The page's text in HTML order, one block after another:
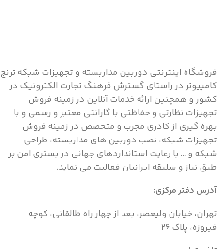
فروشگاه اینترنتی دوربین مداربسته و تجهیزات شبکه ترنج
کامپیوتر در راستای گسترش فرهنگ تجارت الکترونیک در
کشور و همچنین ارائه خدمات آنلاین در زمینه فروش
تجهیزات نظارتی و حفاظتی با گارانتی معتبر و رسمی و با
بهره گیری از کادری مجرب و متخصص در زمینه فروش
تجهیزات شبکه، نصب دوربین های مداربسته، طراحی
شبکه و … با رعایت استانداردهای جهانی در بستری امن بر
طبق نیاز و سلیقه ایرانیان فعالیت می نماید.
آدرس دفتر مرکزی:
تهران، خیابان ولیعصر، بعد از چهار راه طالقانی، کوچه
فیروزه، پلاک ۲۶